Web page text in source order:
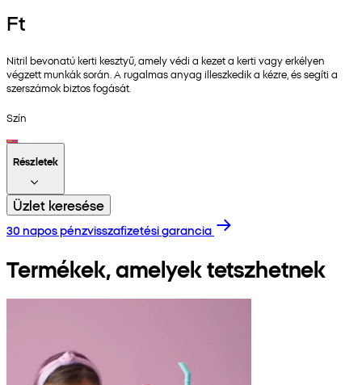
Ft
Nitril bevonatú kerti kesztyű, amely védi a kezet a kerti vagy erkélyen
végzett munkák során. A rugalmas anyag illeszkedik a kézre, és segíti a
szerszámok biztos fogását.
Szín
Részletek
Üzlet keresése
30 napos pénzvisszafizetési garancia
Termékek, amelyek tetszhetnek